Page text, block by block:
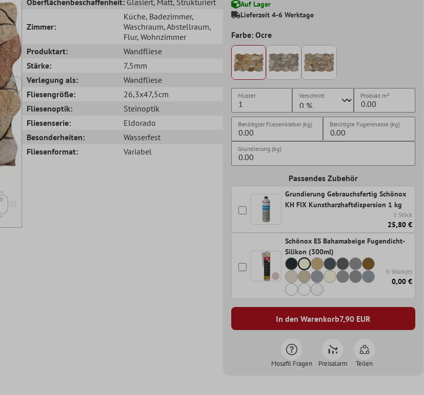
Zimmer:
Küche, Badezimmer,
Waschraum, Abstellraum,
Flur, Wohnzimmer
Produktart:
Wandfliese
Stärke:
7,5mm
Verlegung als:
Wandfliese
Fliesengröße:
26,3x47,5cm
Fliesenoptik:
Steinoptik
Fliesenserie:
Eldorado
Besonderheiten:
Wasserfest
Fliesenformat:
Variabel
Auf Lager
Lieferzeit 4-6 Werktage
Farbe: Ocre
Muster Verschnitt Produkt m²
Benötigter Fliesenkleber (kg) Benötigte Fugenmasse (kg)
Grundierung (kg)
Passendes Zubehör
Grundierung Gebrauchsfertig Schönox
KH FIX Kunstharzhaftdispersion 1 kg
1 Stück
25,80 €
Schönox ES Bahamabeige Fugendicht-
Silikon (300ml)
0 Stück(e)
0,00 €
In den Warenkorb7,90EUR
Mosafil Fragen Preisalarm Teilen